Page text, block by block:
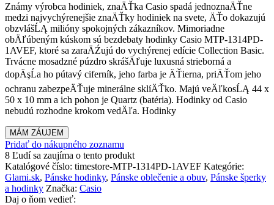
Známy výrobca hodiniek, znaÄŤka Casio spadá jednoznaÄŤne
medzi najvychýrenejšie znaÄŤky hodiniek na svete, ÄŤo dokazujú
obzvlášĹĄ milióny spokojných zákazníkov. Mimoriadne
obÄľúbeným kúskom sú bezdebaty hodinky Casio MTP-1314PD-
1AVEF, ktoré sa zaraÄŹujú do vychýrenej edície Collection Basic.
Trvácne mosadzné púzdro skrášÄľuje luxusná strieborná a
dopÄşĹa ho pútavý ciferník, jeho farba je ÄŤierna, priÄŤom jeho
ochranu zabezpeÄŤuje minerálne sklíÄŤko. Majú veÄľkosĹĄ 44 x
50 x 10 mm a ich pohon je Quartz (batéria). Hodinky od Casio
nebudú rozhodne krokom vedÄľa. Hodinky
MÁM ZÁUJEM
Pridať do nákupného zoznamu
8 Ľudí sa zaujíma o tento produkt
Katalógové číslo: timestore-MTP-1314PD-1AVEF Kategórie:
Glami.sk, Pánske hodinky, Pánske oblečenie a obuv, Pánske šperky
a hodinky Značka: Casio
Daj o ňom vedieť: